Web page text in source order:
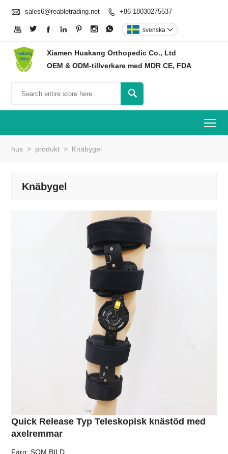
 sales6@reabletrading.net  +86-18030275537
       svenska 
Xiamen Huakang Orthopedic Co., Ltd
OEM & ODM-tillverkare med MDR CE, FDA

hus > produkt > Knäbygel
Knäbygel
Quick Release Typ Teleskopisk knästöd med
axelremmar
Färg: SOM BILD